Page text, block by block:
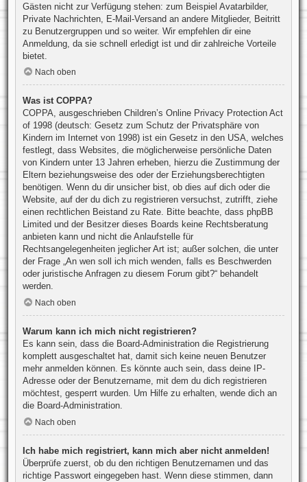
Gästen nicht zur Verfügung stehen: zum Beispiel Avatarbilder,
Private Nachrichten, E-Mail-Versand an andere Mitglieder, Beitritt
zu Benutzergruppen und so weiter. Wir empfehlen dir eine
Anmeldung, da sie schnell erledigt ist und dir zahlreiche Vorteile
bietet.
Nach oben
Was ist COPPA?
COPPA, ausgeschrieben Children’s Online Privacy Protection Act
of 1998 (deutsch: Gesetz zum Schutz der Privatsphäre von
Kindern im Internet von 1998) ist ein Gesetz in den USA, welches
festlegt, dass Websites, die möglicherweise persönliche Daten
von Kindern unter 13 Jahren erheben, hierzu die Zustimmung der
Eltern beziehungsweise des oder der Erziehungsberechtigten
benötigen. Wenn du dir unsicher bist, ob dies auf dich oder die
Website, auf der du dich zu registrieren versuchst, zutrifft, ziehe
einen rechtlichen Beistand zu Rate. Bitte beachte, dass phpBB
Limited und der Besitzer dieses Boards keine Rechtsberatung
anbieten kann und nicht die Anlaufstelle für
Rechtsangelegenheiten jeglicher Art ist; außer solchen, die unter
der Frage „An wen soll ich mich wenden, falls es Beschwerden
oder juristische Anfragen zu diesem Forum gibt?“ behandelt
werden.
Nach oben
Warum kann ich mich nicht registrieren?
Es kann sein, dass die Board-Administration die Registrierung
komplett ausgeschaltet hat, damit sich keine neuen Benutzer
mehr anmelden können. Es könnte auch sein, dass deine IP-
Adresse oder der Benutzername, mit dem du dich registrieren
möchtest, gesperrt wurden. Um Hilfe zu erhalten, wende dich an
die Board-Administration.
Nach oben
Ich habe mich registriert, kann mich aber nicht anmelden!
Überprüfe zuerst, ob du den richtigen Benutzernamen und das
richtige Passwort eingegeben hast. Wenn diese stimmen, dann